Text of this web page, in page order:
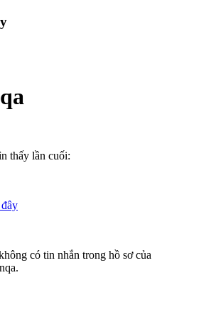
thấy lần cuối:
có tin nhắn trong hồ sơ của